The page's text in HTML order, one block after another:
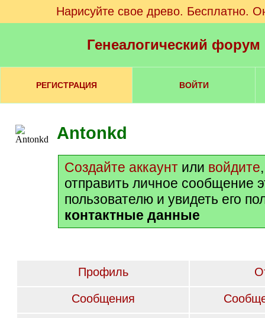
Нарисуйте свое древо. Бесплатно.
Генеалогический
РЕГИСТРАЦИЯ ВОЙТИ
Antonkd
Создайте аккаунт или войдите
отправить личное сообщение
пользователю и увидеть его
контактные данные
Профиль
Сообщения